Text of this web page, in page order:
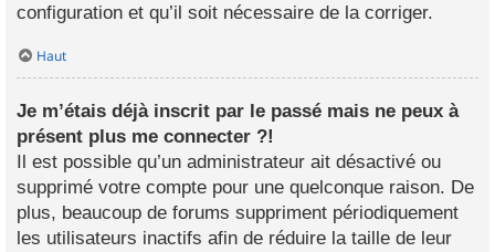
configuration et qu’il soit nécessaire de la corriger.
Haut
Je m’étais déjà inscrit par le passé mais ne peux à
présent plus me connecter ?!
Il est possible qu’un administrateur ait désactivé ou
supprimé votre compte pour une quelconque raison. De
plus, beaucoup de forums suppriment périodiquement
les utilisateurs inactifs afin de réduire la taille de leur